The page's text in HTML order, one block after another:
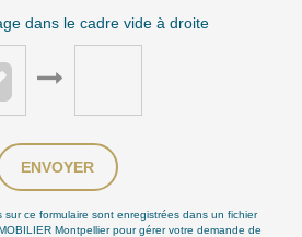
dans le cadre vide à droite
ENVOYER
sur ce formulaire sont enregistrées dans un fichier
Montpellier pour gérer votre demande de